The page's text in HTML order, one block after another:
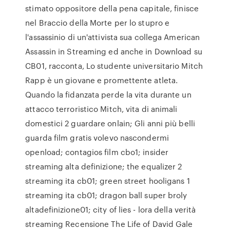
stimato oppositore della pena capitale, finisce
nel Braccio della Morte per lo stupro e
l'assassinio di un'attivista sua collega American
Assassin in Streaming ed anche in Download su
CB01, racconta, Lo studente universitario Mitch
Rapp è un giovane e promettente atleta.
Quando la fidanzata perde la vita durante un
attacco terroristico Mitch, vita di animali
domestici 2 guardare onlain; Gli anni più belli
guarda film gratis volevo nascondermi
openload; contagios film cbo1; insider
streaming alta definizione; the equalizer 2
streaming ita cb01; green street hooligans 1
streaming ita cb01; dragon ball super broly
altadefinizione01; city of lies - lora della verità
streaming Recensione The Life of David Gale